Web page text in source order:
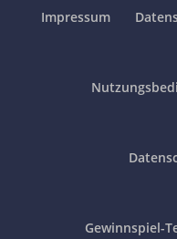
Impressum
Gewinnspiel-